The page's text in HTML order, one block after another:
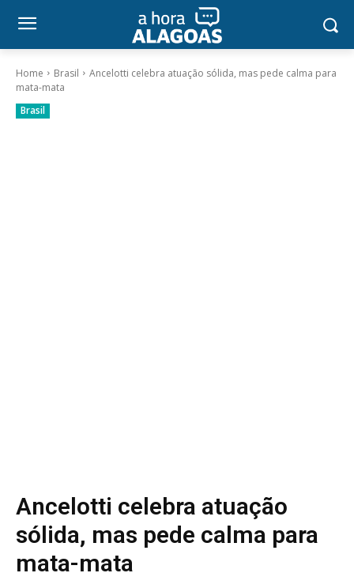
Home Brasil
Ancelotti celebra atuação sólida, mas pede calma para
mata-mata
Brasil
Ancelotti celebra atuação
sólida, mas pede calma para
mata-mata